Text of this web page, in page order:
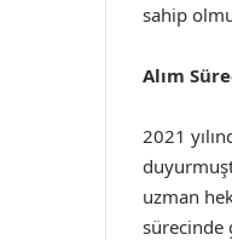
sahip
Alım
2021
uzman
sürecinde